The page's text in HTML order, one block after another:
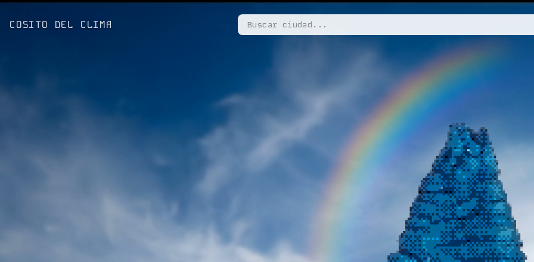
COSITO DEL CLIMA